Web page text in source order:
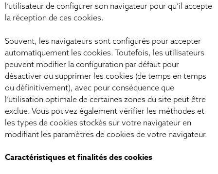
l’utilisateur de configurer son navigateur pour qu’il accepte
la réception de ces cookies.
Souvent, les navigateurs sont configurés pour accepter
automatiquement les cookies. Toutefois, les utilisateurs
peuvent modifier la configuration par défaut pour
désactiver ou supprimer les cookies (de temps en temps
ou définitivement), avec pour conséquence que
l’utilisation optimale de certaines zones du site peut être
exclue. Vous pouvez également vérifier les méthodes et
les types de cookies stockés sur votre navigateur en
modifiant les paramètres de cookies de votre navigateur.
Caractéristiques et finalités des cookies